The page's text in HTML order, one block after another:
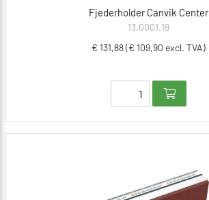
Fjederholder Canvik Center
13.0001.19
€ 131,88 (€ 109,90 excl. TVA)